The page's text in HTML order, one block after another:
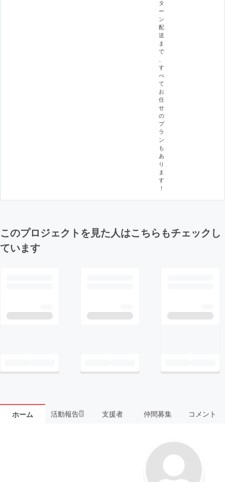
タ
ー
ン
配
送
ま
で
す
べ
て
お
任
せ
の
プ
ラ
ン
も
あ
り
ま
す
！
このプロジェクトを見た人はこちらもチェックし
ています
ホーム 活動報告6 支援者 仲間募集 コメント